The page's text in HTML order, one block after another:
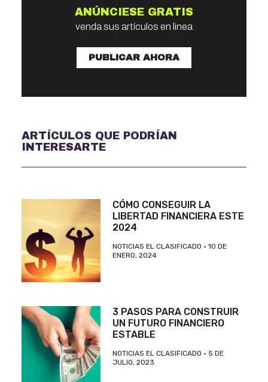
ANÚNCIESE GRATIS
venda sus artículos en linea
PUBLICAR AHORA
ARTÍCULOS QUE PODRÍAN
INTERESARTE
CÓMO CONSEGUIR LA
LIBERTAD FINANCIERA ESTE
2024
NOTICIAS EL CLASIFICADO
10 DE
ENERO, 2024
3 PASOS PARA CONSTRUIR
UN FUTURO FINANCIERO
ESTABLE
NOTICIAS EL CLASIFICADO
5 DE
JULIO, 2023